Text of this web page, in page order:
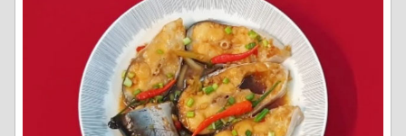
Cá rô phi 1 con (khoảng 1kg)
· Trứng gà 2 quả
· Hành tím băm 1 thìa canh